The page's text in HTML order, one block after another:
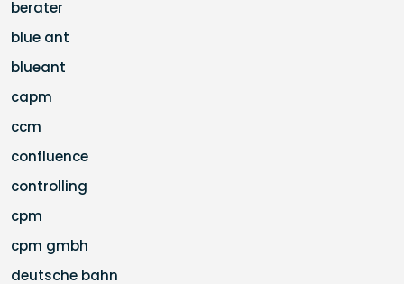
berater
blue ant
blueant
capm
ccm
confluence
controlling
cpm
cpm gmbh
deutsche bahn